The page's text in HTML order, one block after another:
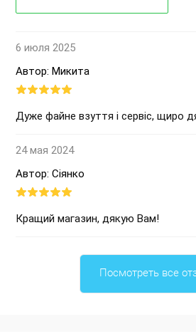
6 июля 2025
Автор: Микита
Дуже файне взуття і сервіс, щиро
24 мая 2024
Автор: Сіянко
Кращий магазин, дякую Вам!
Посмотреть все